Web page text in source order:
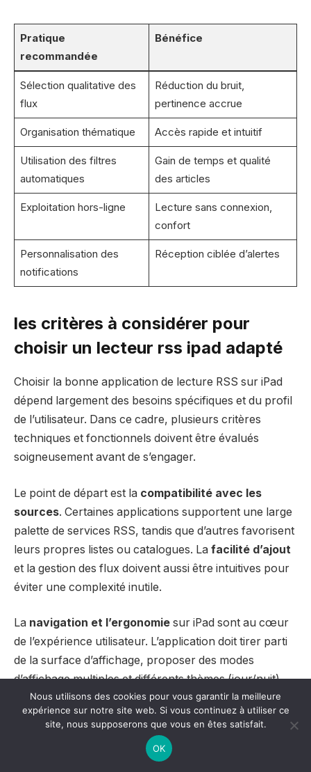
Pratique
recommandée
Bénéfice
Sélection qualitative des
flux
Réduction du bruit,
pertinence accrue
Organisation thématique Accès rapide et intuitif
Utilisation des filtres
automatiques
Gain de temps et qualité
des articles
Exploitation hors-ligne
Lecture sans connexion,
confort
Personnalisation des
notifications
Réception ciblée d’alertes
les critères à considérer pour
choisir un lecteur rss ipad adapté
Choisir la bonne application de lecture RSS sur iPad
dépend largement des besoins spécifiques et du profil
de l’utilisateur. Dans ce cadre, plusieurs critères
techniques et fonctionnels doivent être évalués
soigneusement avant de s’engager.
Le point de départ est la compatibilité avec les
sources. Certaines applications supportent une large
palette de services RSS, tandis que d’autres favorisent
leurs propres listes ou catalogues. La facilité d’ajout
et la gestion des flux doivent aussi être intuitives pour
éviter une complexité inutile.
La navigation et l’ergonomie sur iPad sont au cœur
de l’expérience utilisateur. L’application doit tirer parti
de la surface d’affichage, proposer des modes
d’affichage multiples et différents thèmes (jour/nuit)
pour s’adapter à tous les contextes. Ensuite, la
synchronisation multi-appareils reste une
caractéristique incontournable pour les utilisateurs
Nous utilisons des cookies pour vous garantir la meilleure
expérience sur notre site web. Si vous continuez à utiliser ce
site, nous supposerons que vous en êtes satisfait.
OK